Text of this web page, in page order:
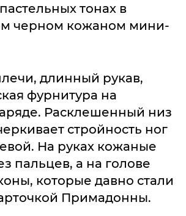
тонах в
черном кожаном мини-
длинный рукав,
фурнитура на
Расклешенный низ
стройность ног
На руках кожаные
пальцев, а на голове
которые давно стали
Примадонны.